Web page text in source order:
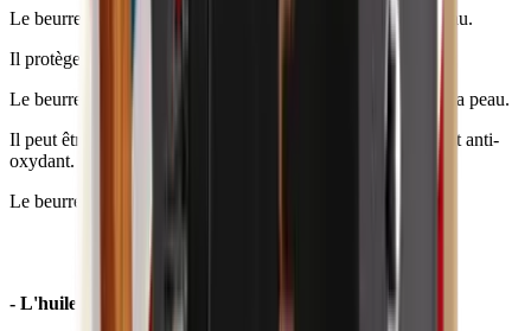
Le beurre de karité protège contre le dessèchement de la peau.
Il protège la peau du soleil.
Le beurre de karité a des actions contre le vieillissement de la peau.
Il peut être efficace contre les inflammations et est également anti-
oxydant.
Le beurre de karité est également utilisé comme cicatrisant.
- L'huile de noyau d'abricot: